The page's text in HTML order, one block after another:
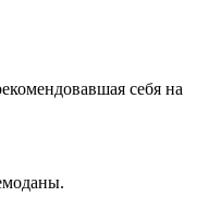
себя на